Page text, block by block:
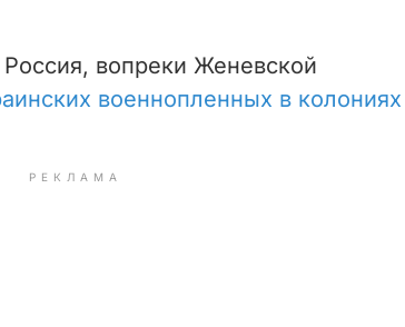
вопреки Женевской
военнопленных в колониях
РЕКЛАМА